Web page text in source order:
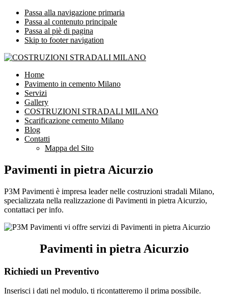
Passa alla navigazione primaria
Passa al contenuto principale
Passa al piè di pagina
Skip to footer navigation
COSTRUZIONI STRADALI MILANO
Impresa leader nelle costruzioni stradali Milano
Home
Pavimento in cemento Milano
Servizi
Gallery
COSTRUZIONI STRADALI MILANO
Scarificazione cemento Milano
Blog
Contatti
Mappa del Sito
Pavimenti in pietra Aicurzio
P3M Pavimenti è impresa leader nelle costruzioni stradali Milano,
specializzata nella realizzazione di Pavimenti in pietra Aicurzio,
contattaci per info.
Pavimenti in pietra Aicurzio
Richiedi un Preventivo
Inserisci i dati nel modulo, ti ricontatteremo il prima possibile.